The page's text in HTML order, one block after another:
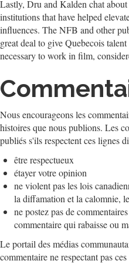
Lastly, Dru and Kalden chat
institutions that have helped
influences. The NFB and other
great deal to give Quebecois
necessary to work in film,
Nous encourageons les
histoires que nous publions. Les
publiés s'ils respectent ces lignes
être respectueux
étayer votre opinion
ne violent pas les lois
la diffamation et la calomnie,
ne postez pas de
commentaire qui rabaisse ou
Le portail des médias
commentaire ne respectant pas